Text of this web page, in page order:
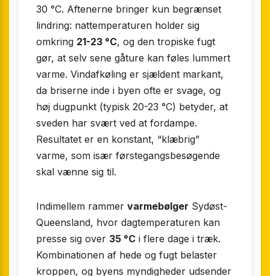
30 °C. Aftenerne bringer kun begrænset
lindring: nattemperaturen holder sig
omkring 21-23 °C, og den tropiske fugt
gør, at selv sene gåture kan føles lummert
varme. Vindafkøling er sjældent markant,
da briserne inde i byen ofte er svage, og
høj dugpunkt (typisk 20-23 °C) betyder, at
sveden har svært ved at fordampe.
Resultatet er en konstant, “klæbrig”
varme, som især førstegangsbesøgende
skal vænne sig til.
Indimellem rammer varmebølger Sydøst­
Queensland, hvor dag­temperaturen kan
presse sig over 35 °C i flere dage i træk.
Kombinationen af hede og fugt belaster
kroppen, og byens myndigheder udsender